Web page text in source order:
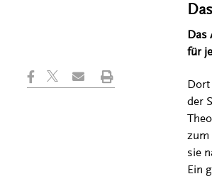
Das
für
Dort
der
zum
sie
Ein